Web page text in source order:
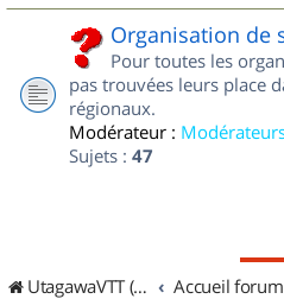
Organisation de
Pour toutes les
pas trouvées leurs place
régionaux.
Modérateur :
Sujets : 47
UtagawaVTT (Randos VTT et VTTAE avec traces GPS) Accueil forum